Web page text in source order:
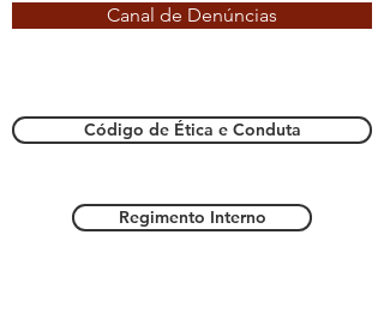
Canal de Denúncias
Código de Ética e Conduta
Regimento Interno